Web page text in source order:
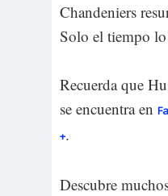
Chandeniers
Solo el tiempo
Recuerda que
se encuentra en
+.
Descubre